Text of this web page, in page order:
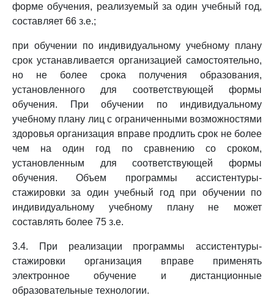
форме обучения, реализуемый за один учебный год,
составляет 66 з.е.;
при обучении по индивидуальному учебному плану
срок устанавливается организацией самостоятельно,
но не более срока получения образования,
установленного для соответствующей формы
обучения. При обучении по индивидуальному
учебному плану лиц с ограниченными возможностями
здоровья организация вправе продлить срок не более
чем на один год по сравнению со сроком,
установленным для соответствующей формы
обучения. Объем программы ассистентуры-
стажировки за один учебный год при обучении по
индивидуальному учебному плану не может
составлять более 75 з.е.
3.4. При реализации программы ассистентуры-
стажировки организация вправе применять
электронное обучение и дистанционные
образовательные технологии.